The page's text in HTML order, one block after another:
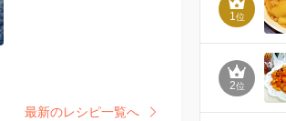
最新のレシピ一覧へ
1位
2位